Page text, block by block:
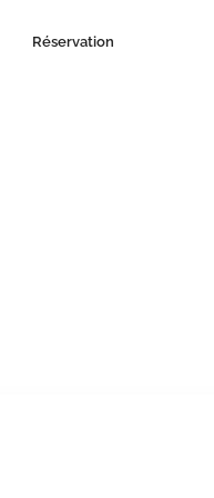
Réservation